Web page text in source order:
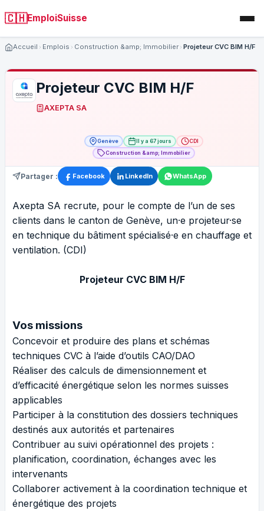
🇨🇭EmploiSuisse
Accueil Emplois Construction &amp; Immobilier Projeteur CVC BIM H/F
Projeteur CVC BIM H/F
AXEPTA SA
Genève Il y a 67 jours
CDI
Construction &amp; Immobilier
Partager : Facebook LinkedIn WhatsApp
Axepta SA recrute, pour le compte de l’un de ses
clients dans le canton de Genève, un·e projeteur·se
en technique du bâtiment spécialisé·e en chauffage et
ventilation. (CDI)
Projeteur CVC BIM H/F
Vos missions
Concevoir et produire des plans et schémas
techniques CVC à l’aide d’outils CAO/DAO
Réaliser des calculs de dimensionnement et
d’efficacité énergétique selon les normes suisses
applicables
Participer à la constitution des dossiers techniques
destinés aux autorités et partenaires
Contribuer au suivi opérationnel des projets :
planification, coordination, échanges avec les
intervenants
Collaborer activement à la coordination technique et
énergétique des projets